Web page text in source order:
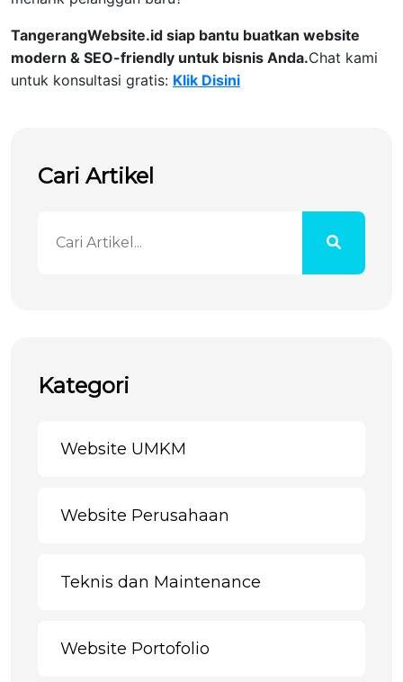
TangerangWebsite.id siap bantu buatkan website
modern & SEO-friendly untuk bisnis Anda.Chat kami
untuk konsultasi gratis: Klik Disini
Cari Artikel
Kategori
Website UMKM
Website Perusahaan
Teknis dan Maintenance
Website Portofolio